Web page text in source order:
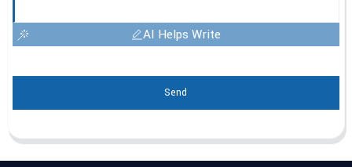
AI Helps Write
Send